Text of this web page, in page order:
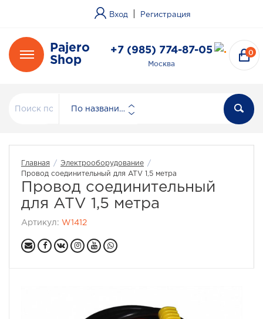
Вход Регистрация
Pajero
Shop
+7 (985) 774-87-05
Москва
0
По названию
Главная / Электрооборудование
/
Провод соединительный для ATV 1,5 метра
Провод соединительный
для ATV 1,5 метра
Артикул: W1412